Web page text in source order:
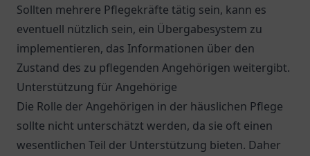
Sollten mehrere Pflegekräfte tätig sein, kann es
eventuell nützlich sein, ein Übergabesystem zu
implementieren, das Informationen über den
Zustand des zu pflegenden Angehörigen weitergibt.
Unterstützung für Angehörige
Die Rolle der Angehörigen in der häuslichen Pflege
sollte nicht unterschätzt werden, da sie oft einen
wesentlichen Teil der Unterstützung bieten. Daher